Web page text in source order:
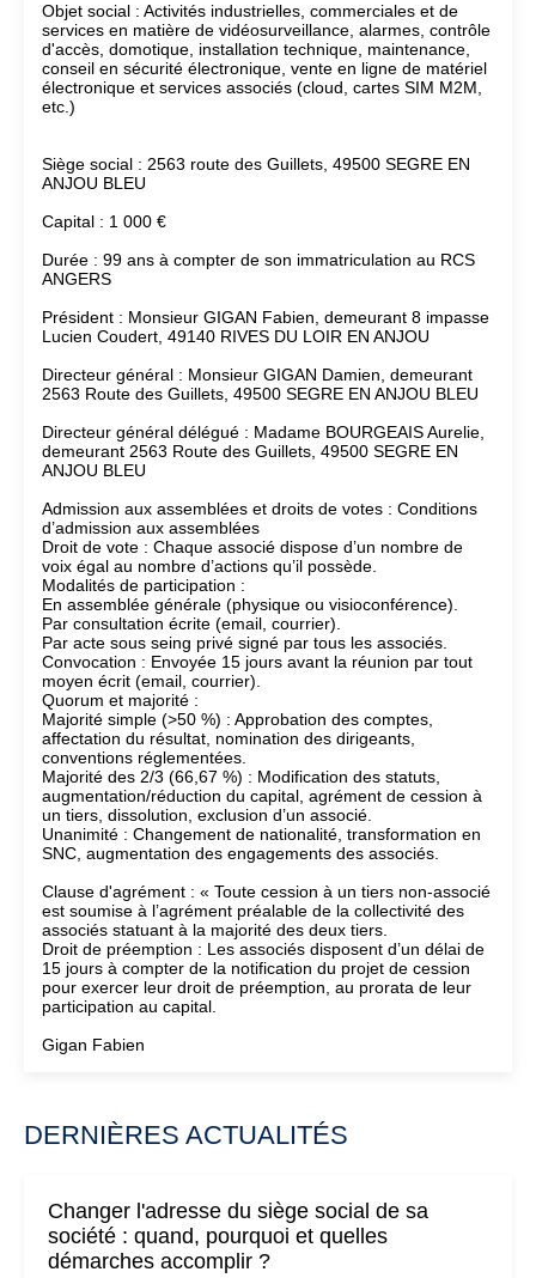
Objet social : Activités industrielles, commerciales et de
services en matière de vidéosurveillance, alarmes, contrôle
d'accès, domotique, installation technique, maintenance,
conseil en sécurité électronique, vente en ligne de matériel
électronique et services associés (cloud, cartes SIM M2M,
etc.)
Siège social : 2563 route des Guillets, 49500 SEGRE EN
ANJOU BLEU
Capital : 1 000 €
Durée : 99 ans à compter de son immatriculation au RCS
ANGERS
Président : Monsieur GIGAN Fabien, demeurant 8 impasse
Lucien Coudert, 49140 RIVES DU LOIR EN ANJOU
Directeur général : Monsieur GIGAN Damien, demeurant
2563 Route des Guillets, 49500 SEGRE EN ANJOU BLEU
Directeur général délégué : Madame BOURGEAIS Aurelie,
demeurant 2563 Route des Guillets, 49500 SEGRE EN
ANJOU BLEU
Admission aux assemblées et droits de votes : Conditions
d’admission aux assemblées
Droit de vote : Chaque associé dispose d’un nombre de
voix égal au nombre d’actions qu’il possède.
Modalités de participation :
En assemblée générale (physique ou visioconférence).
Par consultation écrite (email, courrier).
Par acte sous seing privé signé par tous les associés.
Convocation : Envoyée 15 jours avant la réunion par tout
moyen écrit (email, courrier).
Quorum et majorité :
Majorité simple (>50 %) : Approbation des comptes,
affectation du résultat, nomination des dirigeants,
conventions réglementées.
Majorité des 2/3 (66,67 %) : Modification des statuts,
augmentation/réduction du capital, agrément de cession à
un tiers, dissolution, exclusion d’un associé.
Unanimité : Changement de nationalité, transformation en
SNC, augmentation des engagements des associés.
Clause d'agrément : « Toute cession à un tiers non-associé
est soumise à l’agrément préalable de la collectivité des
associés statuant à la majorité des deux tiers.
Droit de préemption : Les associés disposent d’un délai de
15 jours à compter de la notification du projet de cession
pour exercer leur droit de préemption, au prorata de leur
participation au capital.
Gigan Fabien
DERNIÈRES ACTUALITÉS
Changer l'adresse du siège social de sa
société : quand, pourquoi et quelles
démarches accomplir ?